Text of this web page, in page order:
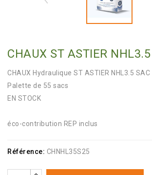
CHAUX ST ASTIER
CHAUX Hydraulique ST ASTIER NHL3.5 SAC
Palette de 55 sacs
EN STOCK
éco-contribution REP inclus
Référence: CHNHL35S25